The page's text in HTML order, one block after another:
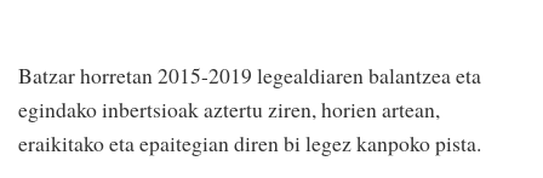
Batzar horretan 2015-2019 legealdiaren balantzea eta
egindako inbertsioak aztertu ziren, horien artean,
eraikitako eta epaitegian diren bi legez kanpoko pista.